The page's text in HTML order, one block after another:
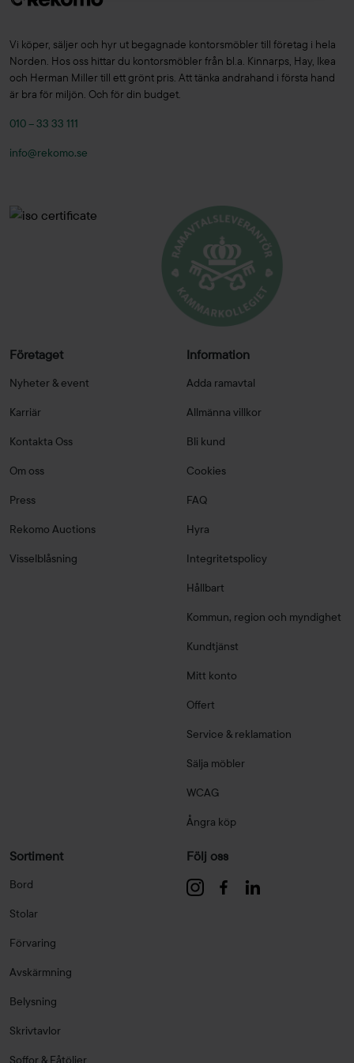
Vi köper, säljer och hyr ut begagnade kontorsmöbler till företag i hela
Norden. Hos oss hittar du kontorsmöbler från bl.a. Kinnarps, Hay, Ikea
och Herman Miller till ett grönt pris. Att tänka andrahand i första hand
är bra för miljön. Och för din budget.
010 – 33 33 111
info@rekomo.se
Företaget
Nyheter & event
Karriär
Kontakta Oss
Om oss
Press
Rekomo Auctions
Visselblåsning
Information
Adda ramavtal
Allmänna villkor
Bli kund
Cookies
FAQ
Hyra
Integritetspolicy
Hållbart
Kommun, region och myndighet
Kundtjänst
Mitt konto
Offert
Service & reklamation
Sälja möbler
WCAG
Ångra köp
Sortiment
Bord
Stolar
Förvaring
Avskärmning
Belysning
Skrivtavlor
Soffor & Fåtöljer
Följ oss